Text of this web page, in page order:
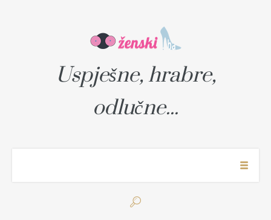
Uspješne, hrabre,
odlučne...